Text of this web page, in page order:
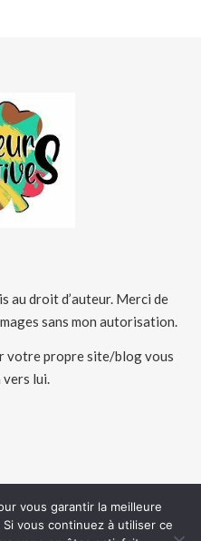
au droit d’auteur. Merci de
sans mon autorisation.
votre propre site/blog vous
vers lui.
vous garantir la meilleure
vous continuez à utiliser ce